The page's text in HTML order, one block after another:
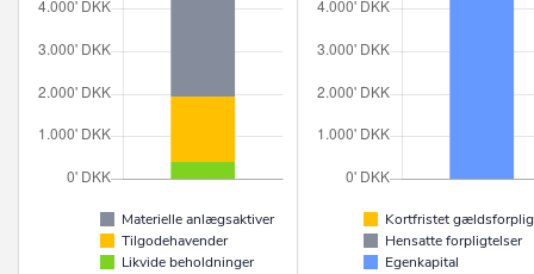
Materielle anlægsaktiver
Tilgodehavender
Likvide beholdninger
Kortfristet
Hensatte forpligtelser
Egenkapital